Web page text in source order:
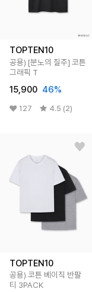
TOPTEN10
공용) [분노의 질주] 코튼
그래픽 T
15,900 46%
127 4.5 (2)
TOPTEN10
공용) 코튼 베이직 반팔
티 3PACK